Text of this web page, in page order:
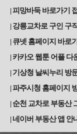
피망바둑 바로가기
강릉교차로 구인 구
큐넷 홈페이지 바로
카카오 웹툰 어플 다
기상청 날씨누리 방
파주시청 홈페이지
순천 교차로 부동산
네이버 부동산 앱 안